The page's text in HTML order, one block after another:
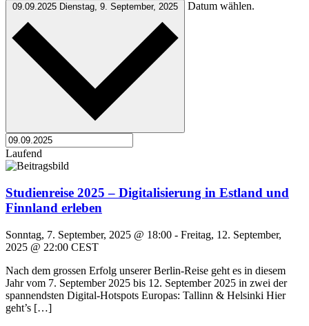
09.09.2025 Dienstag, 9. September, 2025 Datum wählen.
Laufend
Studienreise 2025 – Digitalisierung in Estland und
Finnland erleben
Sonntag, 7. September, 2025 @ 18:00 - Freitag, 12. September,
2025 @ 22:00 CEST
Nach dem grossen Erfolg unserer Berlin-Reise geht es in diesem
Jahr vom 7. September 2025 bis 12. September 2025 in zwei der
spannendsten Digital-Hotspots Europas: Tallinn & Helsinki Hier
geht’s […]